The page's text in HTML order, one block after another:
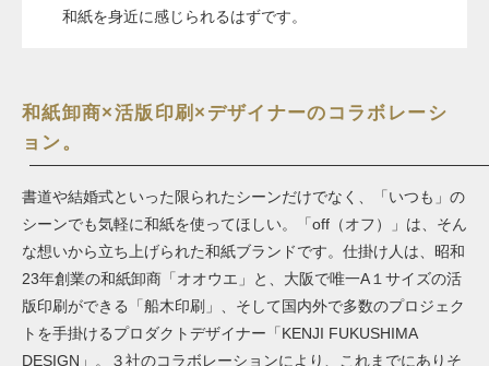
和紙を身近に感じられるはずです。
和紙卸商×活版印刷×デザイナーのコラボレーシ
ョン。
書道や結婚式といった限られたシーンだけでなく、「いつも」の
シーンでも気軽に和紙を使ってほしい。「off（オフ）」は、そん
な想いから立ち上げられた和紙ブランドです。仕掛け人は、昭和
23年創業の和紙卸商「オオウエ」と、大阪で唯一A１サイズの活
版印刷ができる「船木印刷」、そして国内外で多数のプロジェク
トを手掛けるプロダクトデザイナー「KENJI FUKUSHIMA
DESIGN」。３社のコラボレーションにより、これまでにありそ